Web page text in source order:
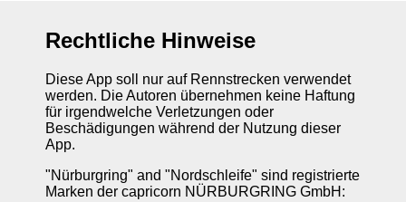
Rechtliche Hinweise
Diese App soll nur auf Rennstrecken verwendet
werden. Die Autoren übernehmen keine Haftung
für irgendwelche Verletzungen oder
Beschädigungen während der Nutzung dieser
App.
"Nürburgring" and "Nordschleife" sind registrierte
Marken der capricorn NÜRBURGRING GmbH: